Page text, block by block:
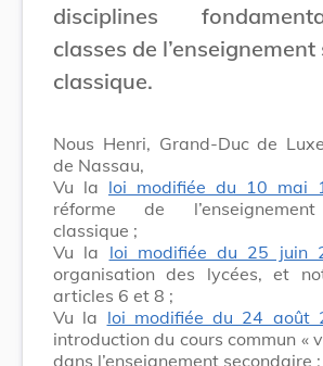
disciplines
classes de
classique.
Nous Henri, Grand-Duc de
de Nassau,
Vu la loi modifiée du 10 mai
réforme de
classique ;
Vu la loi modifiée du 25 juin
organisation des lycées, et
articles 6 et 8 ;
Vu la loi modifiée du 24 août
introduction du cours commun «
dans l’enseignement secondaire ;